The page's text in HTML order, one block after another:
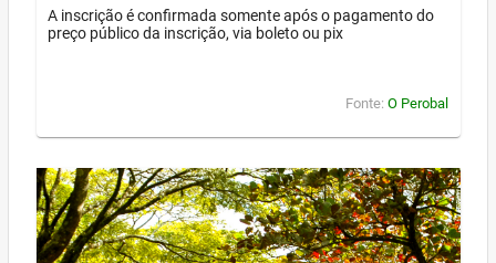
A inscrição é confirmada somente após o pagamento do
preço público da inscrição, via boleto ou pix
Fonte: O Perobal